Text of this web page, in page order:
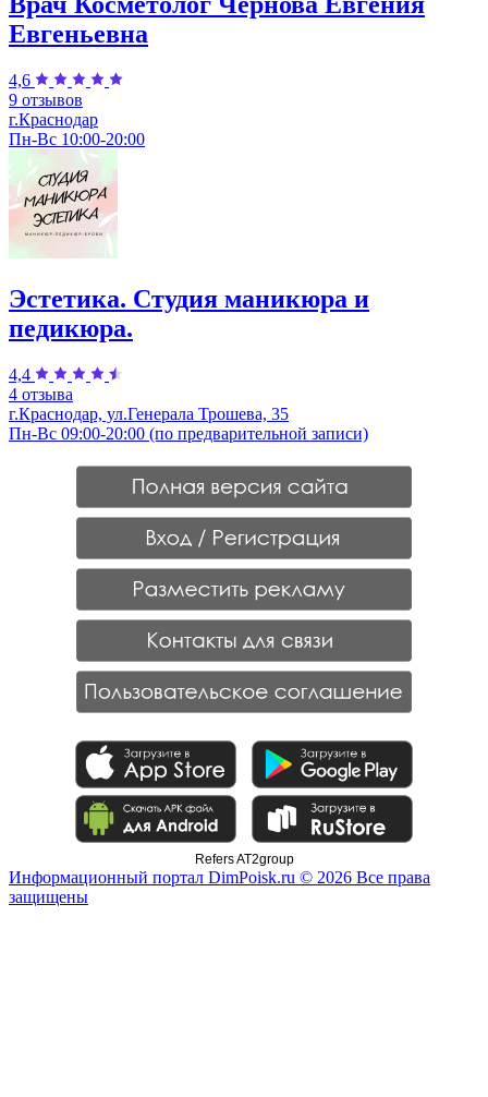
Евгеньевна
4,6
9 отзывов
г.Краснодар
Пн-Вс 10:00-20:00
Эстетика. Студия маникюра и
педикюра.
4,4
4 отзыва
г.Краснодар, ул.Генерала Трошева, 35
Пн-Вс 09:00-20:00 (по предварительной записи)
Refers AT2group
Информационный портал DimPoisk.ru © 2026 Все права
защищены